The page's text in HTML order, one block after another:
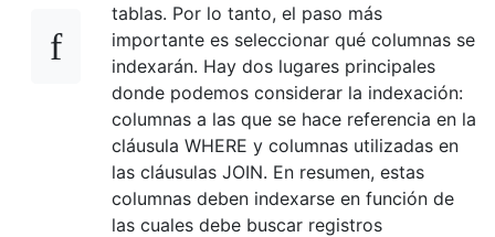
tablas. Por lo tanto, el paso más
importante es seleccionar qué columnas se
indexarán. Hay dos lugares principales
donde podemos considerar la indexación:
columnas a las que se hace referencia en la
cláusula WHERE y columnas utilizadas en
las cláusulas JOIN. En resumen, estas
columnas deben indexarse ​​en función de
las cuales debe buscar registros